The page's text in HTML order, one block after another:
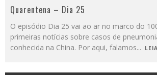
Quarentena – Dia 25
O episódio Dia 25 vai ao ar no marco do
primeiras notícias sobre casos de
conhecida na China. Por aqui, falamos...